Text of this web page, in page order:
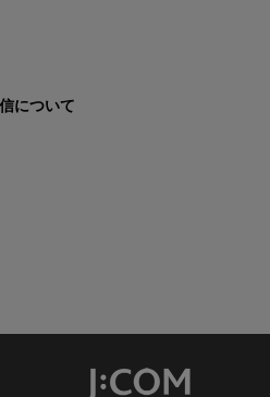
について